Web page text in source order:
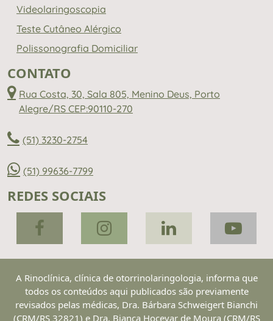
Videolaringoscopia
Teste Cutâneo Alérgico
Polissonografia Domiciliar
CONTATO
Rua Costa, 30, Sala 805, Menino Deus, Porto
Alegre/RS CEP:90110-270
(51) 3230-2754
(51) 99636-7799
REDES SOCIAIS
A Rinoclínica, clínica de otorrinolaringologia, informa que
todos os conteúdos aqui publicados são previamente
revisados pelas médicas, Dra. Bárbara Schweigert Bianchi
(CRM/RS 32821) e Dra. Bianca Hocevar de Moura (CRM/RS